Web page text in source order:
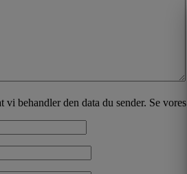
behandler den data du sender. Se vores